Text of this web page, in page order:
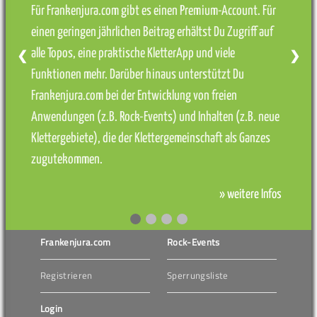
Für Frankenjura.com gibt es einen Premium-Account. Für
einen geringen jährlichen Beitrag erhältst Du Zugriff auf
alle Topos, eine praktische KletterApp und viele
Funktionen mehr. Darüber hinaus unterstützt Du
Frankenjura.com bei der Entwicklung von freien
Anwendungen (z.B. Rock-Events) und Inhalten (z.B. neue
Klettergebiete), die der Klettergemeinschaft als Ganzes
zugutekommen.
» weitere Infos
❮ ❯
Frankenjura.com
Registrieren
Login
Rock-Events
Sperrungsliste